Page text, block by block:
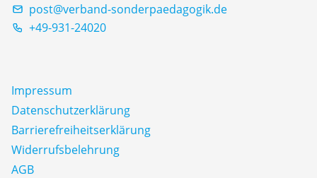
post@verband-sonderpaedagogik.de
+49-931-24020
Impressum
Datenschutz­erklärung
Barrierefreiheitserklärung
Widerrufsbelehrung
AGB